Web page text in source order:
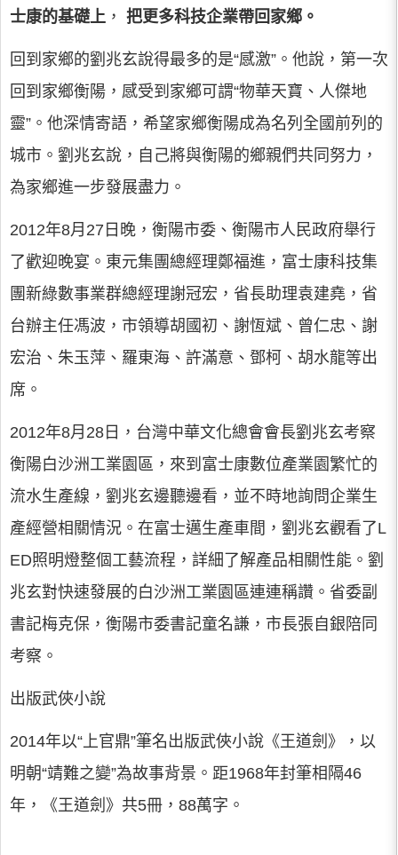
士康的基礎上 ， 把更多科技企業帶回家鄉。
回到家鄉的劉兆玄說得最多的是“感激”。他說，第一次
回到家鄉衡陽，感受到家鄉可謂“物華天寶、人傑地
靈”。他深情寄語，希望家鄉衡陽成為名列全國前列的
城市。劉兆玄說，自己將與衡陽的鄉親們共同努力，
為家鄉進一步發展盡力。
2012年8月27日晚，衡陽市委、衡陽市人民政府舉行
了歡迎晚宴。東元集團總經理鄭福進，富士康科技集
團新綠數事業群總經理謝冠宏，省長助理袁建堯，省
台辦主任馮波，市領導胡國初、謝恆斌、曾仁忠、謝
宏治、朱玉萍、羅東海、許滿意、鄧柯、胡水龍等出
席。
2012年8月28日，台灣中華文化總會會長劉兆玄考察
衡陽白沙洲工業園區，來到富士康數位產業園繁忙的
流水生產線，劉兆玄邊聽邊看，並不時地詢問企業生
產經營相關情況。在富士邁生產車間，劉兆玄觀看了L
ED照明燈整個工藝流程，詳細了解產品相關性能。劉
兆玄對快速發展的白沙洲工業園區連連稱讚。省委副
書記梅克保，衡陽市委書記童名謙，市長張自銀陪同
考察。
出版武俠小說
2014年以“上官鼎”筆名出版武俠小說《王道劍》，以
明朝“靖難之變”為故事背景。距1968年封筆相隔46
年，《王道劍》共5冊，88萬字。